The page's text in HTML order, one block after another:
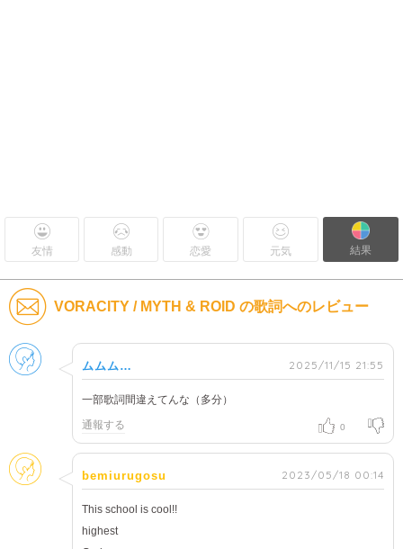
友情 感動 恋愛 元気 結果
VORACITY / MYTH & ROID の歌詞へのレビュー
男性
ムムム… 2025/11/15 21:55
一部歌詞間違えてんな（多分）
通報する 0
そのほか
bemiurugosu 2023/05/18 00:14
This school is cool!!
highest